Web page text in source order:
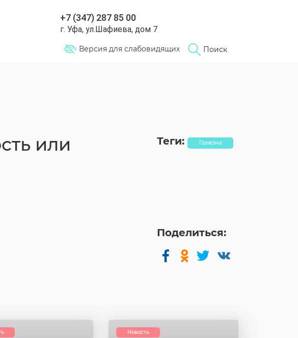
+7 (347) 287 85 00
г. Уфа, ул.Шафиева, дом 7
Поиск
Версия для слабовидящих
или
Теги: Полезно
Поделиться:
Новость